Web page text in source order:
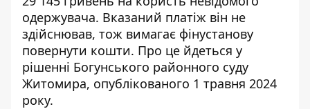
одержувача. Вказаний платіж він не
здійснював, тож вимагає фінустанову
повернути кошти. Про це йдеться у
рішенні Богунського районного суду
Житомира, опублікованого 1 травня 2024
року.